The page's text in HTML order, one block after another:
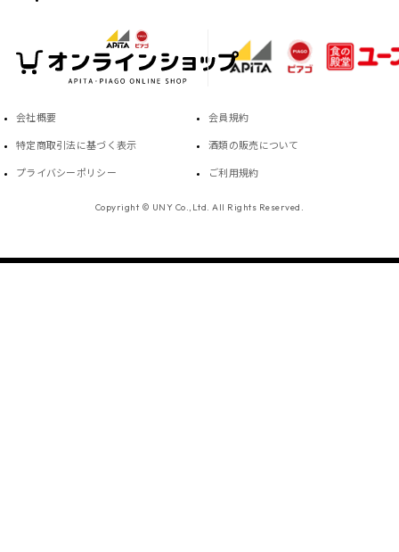
会社概要 会員規約
特定商取引法に基づく表示 酒類の販売について
プライバシーポリシー ご利用規約
Copyright © UNY Co.,Ltd. All Rights Reserved.